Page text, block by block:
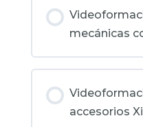
mecánicas
accesorios